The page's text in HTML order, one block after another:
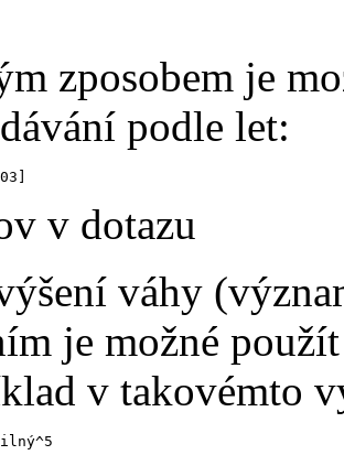
zposobem je
podle let:
v dotazu
váhy
je možné
v takovémto